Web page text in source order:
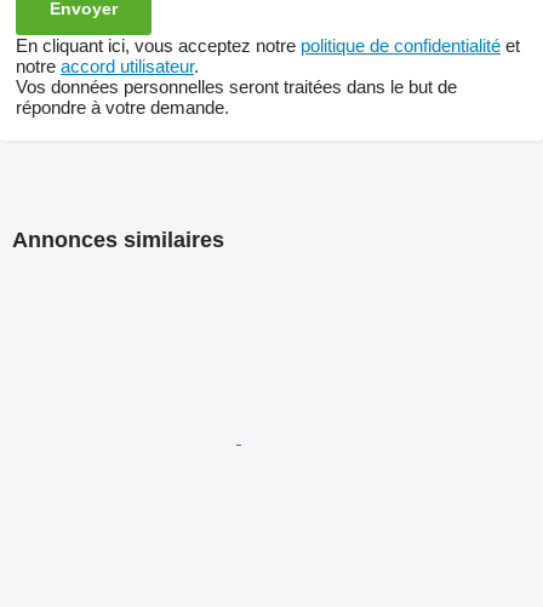
En cliquant ici, vous acceptez notre politique de confidentialité et
notre accord utilisateur.
Vos données personnelles seront traitées dans le but de
répondre à votre demande.
Annonces similaires